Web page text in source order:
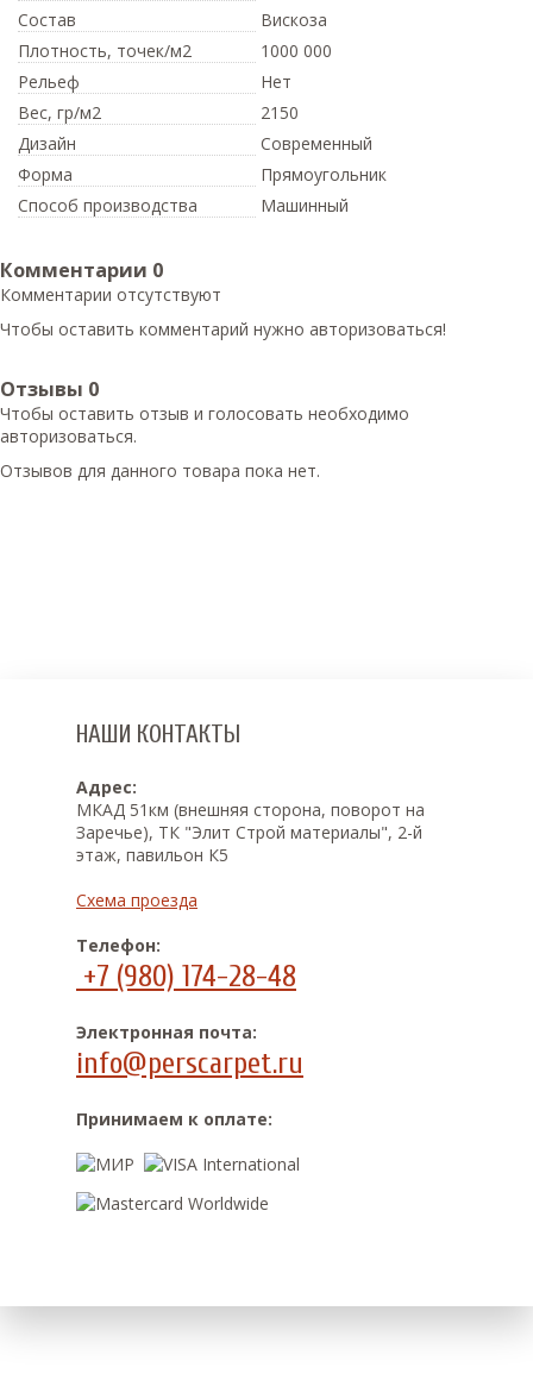
Состав
Вискоза
Плотность, точек/м2
1000 000
Рельеф
Нет
Вес, гр/м2
2150
Дизайн
Современный
Форма
Прямоугольник
Способ производства
Машинный
Комментарии 0
Комментарии отсутствуют
Чтобы оставить комментарий нужно авторизоваться!
Отзывы 0
Чтобы оcтавить отзыв и голосовать необходимо
авторизоваться.
Отзывов для данного товара пока нет.
НАШИ КОНТАКТЫ
Адрес:
МКАД 51км (внешняя сторона, поворот на
Заречье), ТК "Элит Строй материалы", 2-й
этаж, павильон К5
Схема проезда
Телефон:
+7 (980) 174-28-48
Электронная почта:
info@perscarpet.ru
Принимаем к оплате: